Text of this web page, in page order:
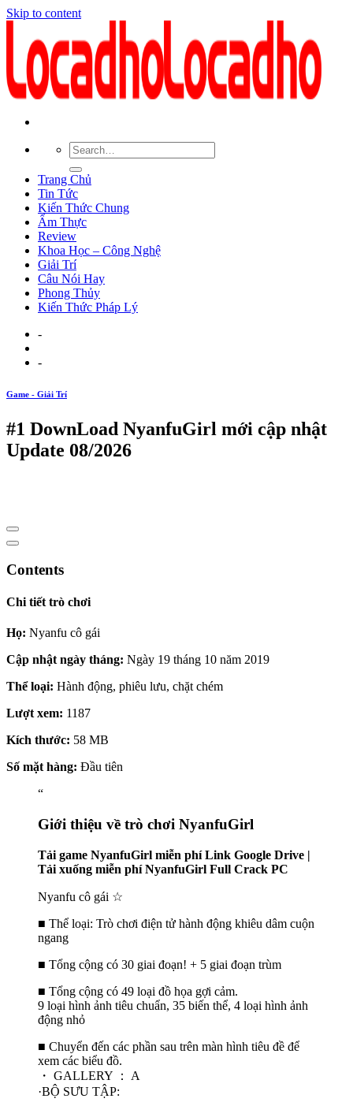
Skip to content
Trang Chủ
Tin Tức
Kiến Thức Chung
Ẩm Thực
Review
Khoa Học – Công Nghệ
Giải Trí
Câu Nói Hay
Phong Thủy
Kiến Thức Pháp Lý
-
-
Game - Giải Trí
#1 DownLoad NyanfuGirl mới cập nhật
Update 08/2026
Contents
Chi tiết trò chơi
Họ: Nyanfu cô gái
Cập nhật ngày tháng: Ngày 19 tháng 10 năm 2019
Thể loại: Hành động, phiêu lưu, chặt chém
Lượt xem: 1187
Kích thước: 58 MB
Số mặt hàng: Đầu tiên
“
Giới thiệu về trò chơi NyanfuGirl
Tải game NyanfuGirl miễn phí Link Google Drive |
Tải xuống miễn phí NyanfuGirl Full Crack PC
Nyanfu cô gái ☆
■ Thể loại: Trò chơi điện tử hành động khiêu dâm cuộn
ngang
■ Tổng cộng có 30 giai đoạn! + 5 giai đoạn trùm
■ Tổng cộng có 49 loại đồ họa gợi cảm.
9 loại hình ảnh tiêu chuẩn, 35 biến thể, 4 loại hình ảnh
động nhỏ
■ Chuyển đến các phần sau trên màn hình tiêu đề để
xem các biểu đồ.
・ GALLERY ： A
·BỘ SƯU TẬP: